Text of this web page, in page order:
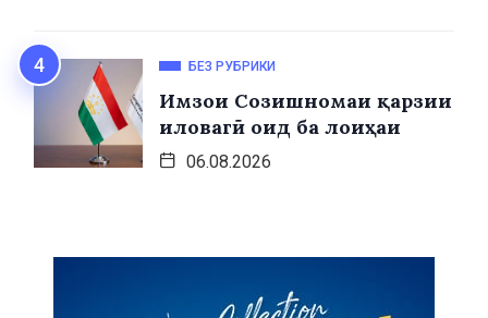
БЕЗ РУБРИКИ
Имзои Созишномаи қарзии
иловагӣ оид ба лоиҳаи
06.08.2026